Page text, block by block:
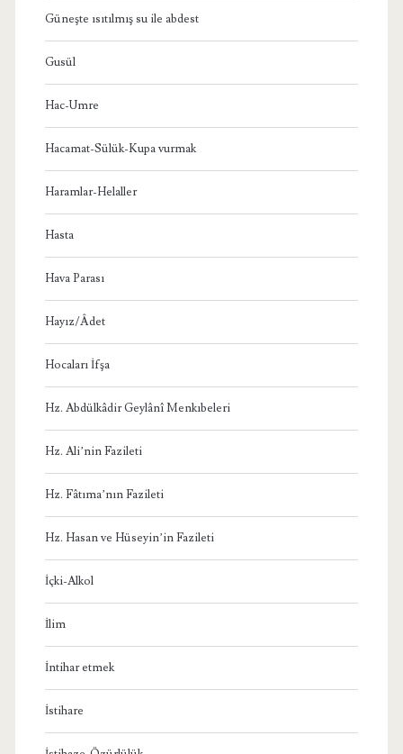
Güneşte ısıtılmış su ile abdest
Gusül
Hac-Umre
Hacamat-Sülük-Kupa vurmak
Haramlar-Helaller
Hasta
Hava Parası
Hayız/Âdet
Hocaları İfşa
Hz. Abdülkâdir Geylânî Menkıbeleri
Hz. Ali’nin Fazileti
Hz. Fâtıma’nın Fazileti
Hz. Hasan ve Hüseyin’in Fazileti
İçki-Alkol
İlim
İntihar etmek
İstihare